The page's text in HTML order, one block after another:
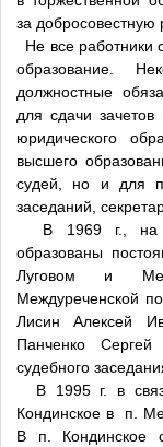
за добросовестную
Не все работники
образование.
должностные
для сдачи
юридического
высшего
судей, но и для
заседаний,
В 1969 г., на
образованы
Луговом и
Междуреченской
Лисин Алексей
Панченко
судебного
В 1995 г. в
Кондинское в п.
В п. Кондинское